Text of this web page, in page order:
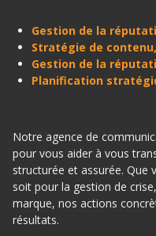
Gestion de la
Stratégie de contenu,
Gestion de la
Planification
Notre agence de
pour vous aider à vous
structurée et assurée. Que
soit pour la gestion de
marque, nos actions
résultats.